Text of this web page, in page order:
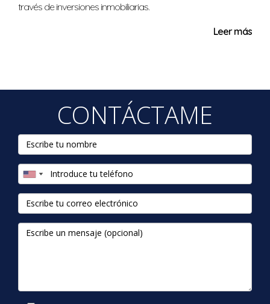
través de inversiones inmobiliarias.
Leer más
CONTÁCTAME